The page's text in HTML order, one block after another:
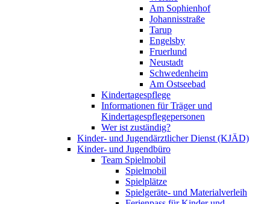
Am Sophienhof
Johannisstraße
Tarup
Engelsby
Fruerlund
Neustadt
Schwedenheim
Am Ostseebad
Kindertagespflege
Informationen für Träger und
Kindertagespflegepersonen
Wer ist zuständig?
Kinder- und Jugendärztlicher Dienst (KJÄD)
Kinder- und Jugendbüro
Team Spielmobil
Spielmobil
Spielplätze
Spielgeräte- und Materialverleih